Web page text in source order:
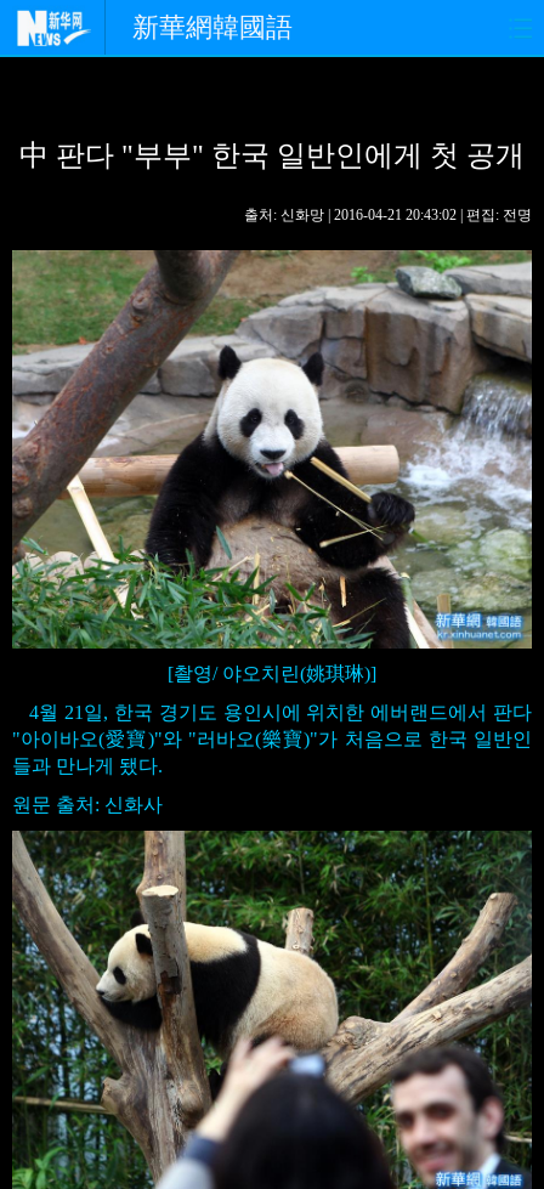
新華網韓國語
경제 사회 포토
핫 TV 문화
연예 관광 오피니언
생생 중국어
中 판다 "부부" 한국 일반인에게 첫 공개
출처: 신화망 | 2016-04-21 20:43:02 | 편집: 전명
[촬영/ 야오치린(姚琪琳)]
4월 21일, 한국 경기도 용인시에 위치한 에버랜드에서 판다
"아이바오(愛寶)"와 "러바오(樂寶)"가 처음으로 한국 일반인
들과 만나게 됐다.
원문 출처: 신화사